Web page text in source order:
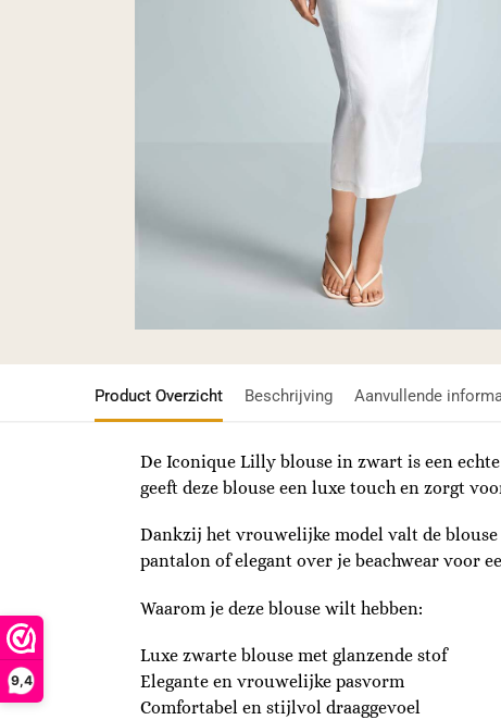
9,4
Product Overzicht Beschrijving Aanvullende
De Iconique Lilly blouse in zwart is een
geeft deze blouse een luxe touch en zorgt
Dankzij het vrouwelijke model valt de
pantalon of elegant over je beachwear voor
Waarom je deze blouse wilt hebben:
Luxe zwarte blouse met glanzende stof
Elegante en vrouwelijke pasvorm
Comfortabel en stijlvol draaggevoel